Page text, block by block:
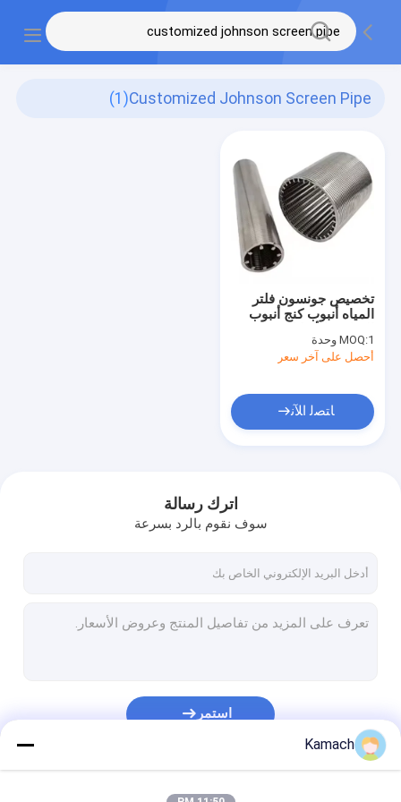
Customized Johnson Screen Pipe
(1)
تخصيص جونسون فلتر
المياه أنبوب كنج أنبوب
MOQ:1 وحدة
أحصل على آخر سعر
ﺎﺘﺼﻟ ﺍﻶﻧ
اترك رسالة
سوف نقوم بالرد بسرعة
استمر
Kamach